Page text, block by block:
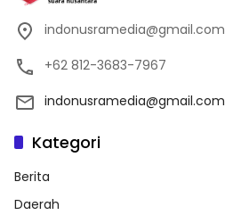
indonusramedia@gmail.com
+62 812-3683-7967
indonusramedia@gmail.com
Kategori
Berita
Daerah